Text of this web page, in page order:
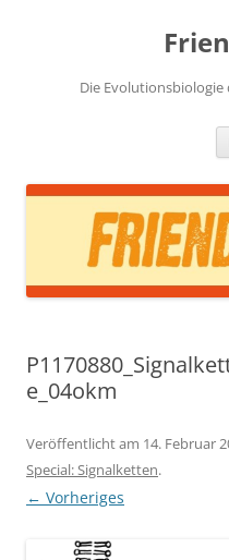
Die
e_04okm
Veröffentlicht am 14. Februar
Special: Signalketten.
← Vorheriges